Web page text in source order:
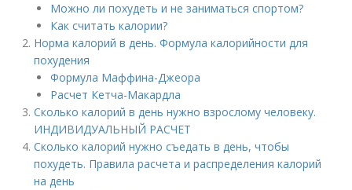
Можно ли похудеть и не заниматься спортом?
Как считать калории?
Норма калорий в день. Формула калорийности для
похудения
Формула Маффина-Джеора
Расчет Кетча-Макардла
Сколько калорий в день нужно взрослому человеку.
ИНДИВИДУАЛЬНЫЙ РАСЧЕТ
Сколько калорий нужно съедать в день, чтобы
похудеть. Правила расчета и распределения калорий
на день